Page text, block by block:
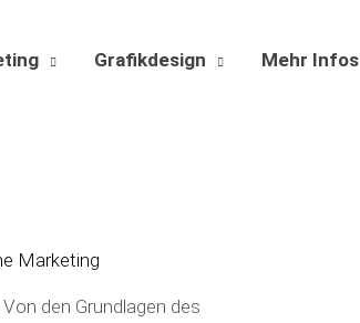
Grafikdesign Mehr Infos
Marketing
den Grundlagen des